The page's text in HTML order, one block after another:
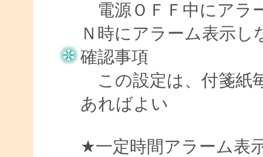
電源ＯＦＦ中にアラ
Ｎ時にアラーム表示
確認事項
この設定は、付箋紙
あればよい
★一定時間アラーム表